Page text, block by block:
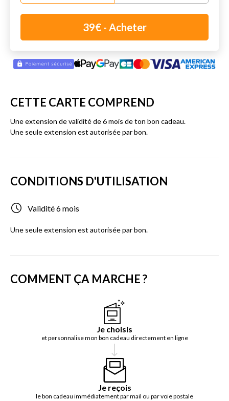
39€- Acheter
CETTE CARTE COMPREND
Une extension de validité de 6 mois de ton bon cadeau.
Une seule extension est autorisée par bon.
CONDITIONS D'UTILISATION
Validité 6 mois
Une seule extension est autorisée par bon.
COMMENT ÇA MARCHE ?
Je choisis
et personnalise mon bon cadeau directement en ligne
Je reçois
le bon cadeau immédiatement par mail ou par voie postale